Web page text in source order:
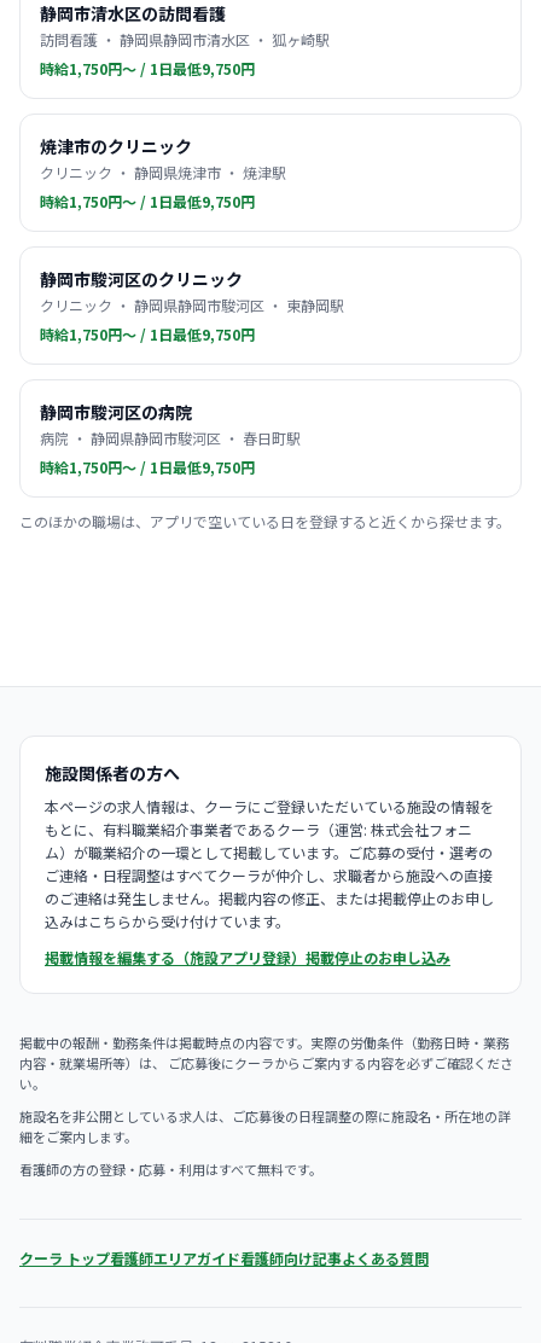
静岡市清水区の訪問看護
訪問看護 ・ 静岡県静岡市清水区 ・ 狐ヶ崎駅
時給1,750円〜 / 1日最低9,750円
焼津市のクリニック
クリニック ・ 静岡県焼津市 ・ 焼津駅
時給1,750円〜 / 1日最低9,750円
静岡市駿河区のクリニック
クリニック ・ 静岡県静岡市駿河区 ・ 東静岡駅
時給1,750円〜 / 1日最低9,750円
静岡市駿河区の病院
病院 ・ 静岡県静岡市駿河区 ・ 春日町駅
時給1,750円〜 / 1日最低9,750円
このほかの職場は、アプリで空いている日を登録すると近くから探せます。
施設関係者の方へ
本ページの求人情報は、クーラにご登録いただいている施設の情報を
もとに、有料職業紹介事業者であるクーラ（運営: 株式会社フォニ
ム）が職業紹介の一環として掲載しています。ご応募の受付・選考の
ご連絡・日程調整はすべてクーラが仲介し、求職者から施設への直接
のご連絡は発生しません。掲載内容の修正、または掲載停止のお申し
込みはこちらから受け付けています。
掲載情報を編集する（施設アプリ登録） 掲載停止のお申し込み
掲載中の報酬・勤務条件は掲載時点の内容です。実際の労働条件（勤務日時・業務
内容・就業場所等）は、 ご応募後にクーラからご案内する内容を必ずご確認くださ
い。
施設名を非公開としている求人は、ご応募後の日程調整の際に施設名・所在地の詳
細をご案内します。
看護師の方の登録・応募・利用はすべて無料です。
クーラ トップ看護師エリアガイド看護師向け記事よくある質問